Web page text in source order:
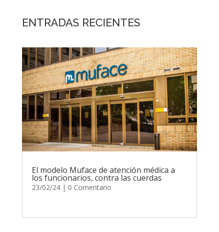
ENTRADAS RECIENTES
El modelo Muface de atención médica a
los funcionarios, contra las cuerdas
23/02/24| 0 Comentario